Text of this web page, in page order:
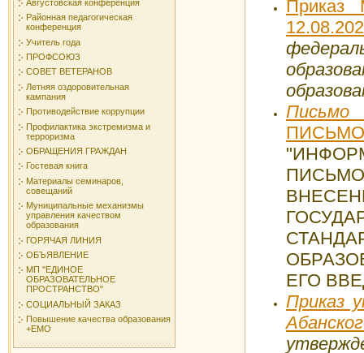
Августовская конференция
Районная педагогическая
конференция
Учитель года
ПРОФСОЮЗ
СОВЕТ ВЕТЕРАНОВ
Летняя оздоровительная
кампания
Противодействие коррупции
Профилактика экстремизма и
терроризма
ОБРАЩЕНИЯ ГРАЖДАН
Гостевая книга
Материалы семинаров,
совещаний
Муниципальные механизмы
управления качеством
образования
ГОРЯЧАЯ ЛИНИЯ
ОБЪЯВЛЕНИЕ
МП "ЕДИНОЕ
ОБРАЗОВАТЕЛЬНОЕ
ПРОСТРАНСТВО"
СОЦИАЛЬНЫЙ ЗАКАЗ
Повышение качества образования
+ЕМО
ЕГО
Приказ